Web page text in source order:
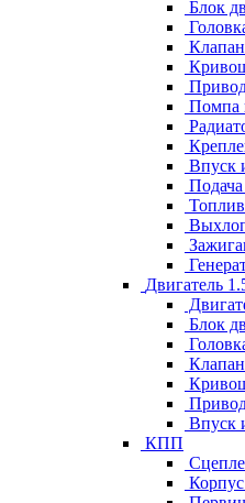
Блок
Помпа
Впуск
Подача
Двигатель
Блок
Впуск
КПП